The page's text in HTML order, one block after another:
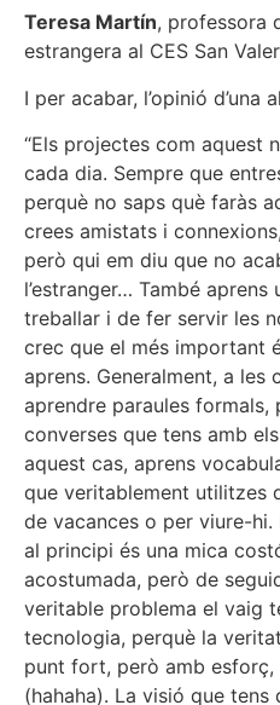
Teresa Martín, professora
estrangera al CES San
I per acabar, l’opinió d’una
“Els projectes com aquest
cada dia. Sempre que
perquè no saps què faràs
crees amistats i
però qui em diu que no
l’estranger… També
treballar i de fer servir les
crec que el més important
aprens. Generalment, a les
aprendre paraules formals,
converses que tens amb
aquest cas, aprens
que veritablement utilitzes
de vacances o per viure-hi.
al principi és una mica
acostumada, però de
veritable problema el vaig
tecnologia, perquè la
punt fort, però amb
(hahaha). La visió que tens